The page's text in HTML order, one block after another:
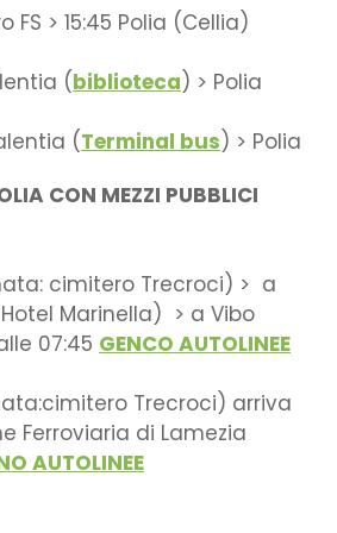
FS > 15:45 Polia (Cellia)
(biblioteca) > Polia
(Terminal bus) > Polia
CON MEZZI PUBBLICI
cimitero Trecroci) > a
Marinella) > a Vibo
07:45 GENCO AUTOLINEE
Trecroci) arriva
Ferroviaria di Lamezia
AUTOLINEE